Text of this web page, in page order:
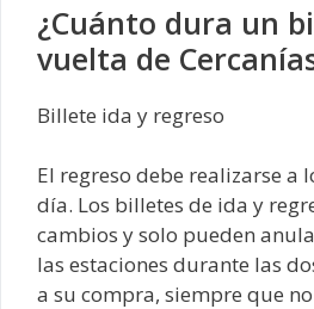
¿Cuánto dura un
vuelta de
Billete ida y regreso
El regreso debe realizarse a
día. Los billetes de ida y
cambios y solo pueden
las estaciones durante las
a su compra, siempre que